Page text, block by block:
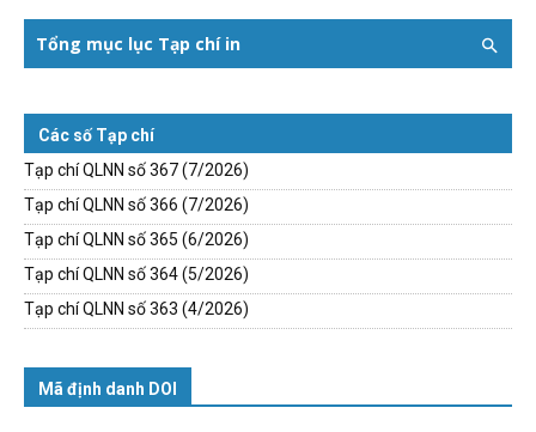
Tổng mục lục Tạp chí in
Các số Tạp chí
Tạp chí QLNN số 367 (7/2026)
Tạp chí QLNN số 366 (7/2026)
Tạp chí QLNN số 365 (6/2026)
Tạp chí QLNN số 364 (5/2026)
Tạp chí QLNN số 363 (4/2026)
Mã định danh DOI